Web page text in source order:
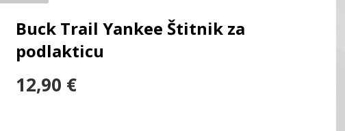
Buck Trail Yankee Štitnik za
podlakticu
12,90 €